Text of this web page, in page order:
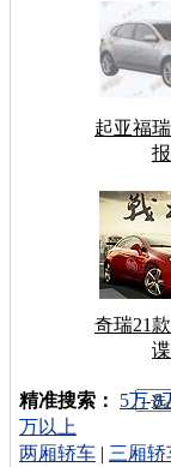
起亚福
奇瑞21
车型搜索：
精准搜索： 5万 8
万以上
两厢轿车 | 三厢轿